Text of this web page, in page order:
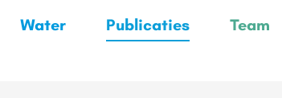
Water Publicaties Team